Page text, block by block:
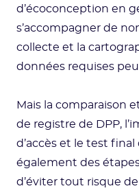
d’écoconception en
s’accompagner de
collecte et la
données requises
Mais la comparaison
de registre de DPP,
d’accès et le test
également des
d’éviter tout risque